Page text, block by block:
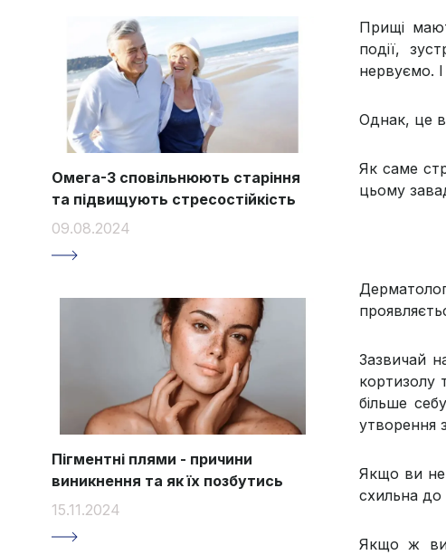
Омега-3 сповільнюють старіння
та підвищують стресостійкість
09.08.2024
Пігментні плями - причини
виникнення та як їх позбутись
15.11.2024
Прищі
події,
нервуємо.
Однак, це
Як саме
цьому
Зазвичай
кортизолу
більше
утворення
Якщо ви
схильна до
Якщо ж ви